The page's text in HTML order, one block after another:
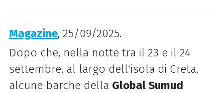
Magazine, 25/09/2025.
Dopo che, nella notte tra il 23 e il 24
settembre, al largo dell'isola di Creta,
alcune barche della Global Sumud